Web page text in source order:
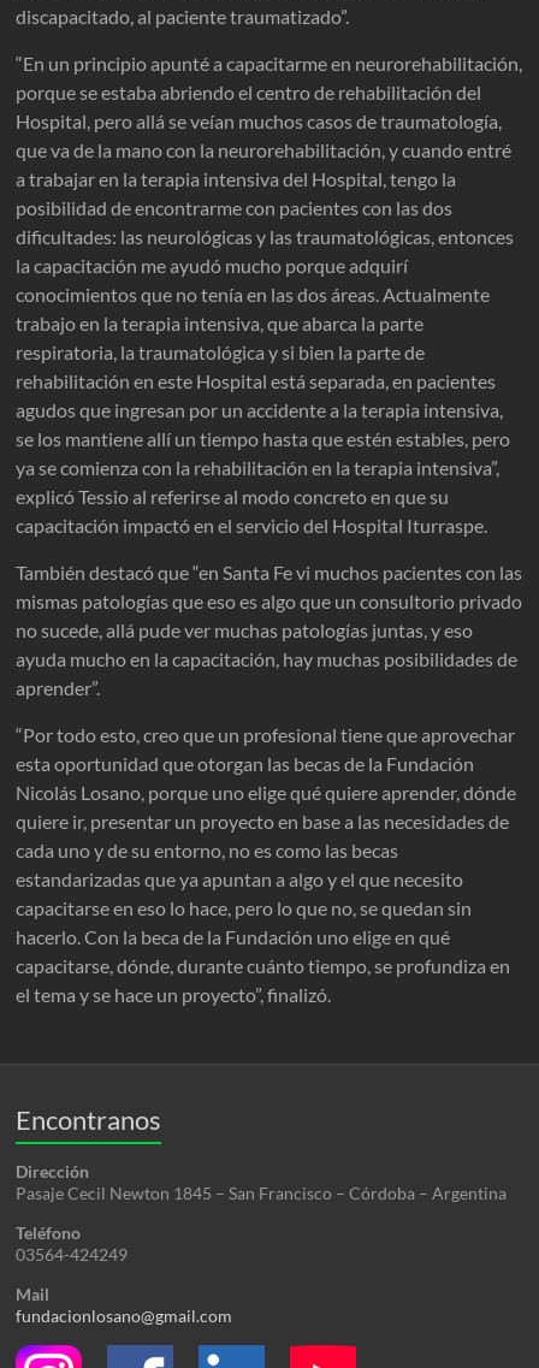
discapacitado, al paciente traumatizado”.
“En un principio apunté a capacitarme en neurorehabilitación,
porque se estaba abriendo el centro de rehabilitación del
Hospital, pero allá se veían muchos casos de traumatología,
que va de la mano con la neurorehabilitación, y cuando entré
a trabajar en la terapia intensiva del Hospital, tengo la
posibilidad de encontrarme con pacientes con las dos
dificultades: las neurológicas y las traumatológicas, entonces
la capacitación me ayudó mucho porque adquirí
conocimientos que no tenía en las dos áreas. Actualmente
trabajo en la terapia intensiva, que abarca la parte
respiratoria, la traumatológica y si bien la parte de
rehabilitación en este Hospital está separada, en pacientes
agudos que ingresan por un accidente a la terapia intensiva,
se los mantiene allí un tiempo hasta que estén estables, pero
ya se comienza con la rehabilitación en la terapia intensiva”,
explicó Tessio al referirse al modo concreto en que su
capacitación impactó en el servicio del Hospital Iturraspe.
También destacó que “en Santa Fe vi muchos pacientes con las
mismas patologías que eso es algo que un consultorio privado
no sucede, allá pude ver muchas patologías juntas, y eso
ayuda mucho en la capacitación, hay muchas posibilidades de
aprender”.
“Por todo esto, creo que un profesional tiene que aprovechar
esta oportunidad que otorgan las becas de la Fundación
Nicolás Losano, porque uno elige qué quiere aprender, dónde
quiere ir, presentar un proyecto en base a las necesidades de
cada uno y de su entorno, no es como las becas
estandarizadas que ya apuntan a algo y el que necesito
capacitarse en eso lo hace, pero lo que no, se quedan sin
hacerlo. Con la beca de la Fundación uno elige en qué
capacitarse, dónde, durante cuánto tiempo, se profundiza en
el tema y se hace un proyecto”, finalizó.
Encontranos
Dirección
Pasaje Cecil Newton 1845 – San Francisco – Córdoba – Argentina
Teléfono
03564-424249
Mail
fundacionlosano@gmail.com